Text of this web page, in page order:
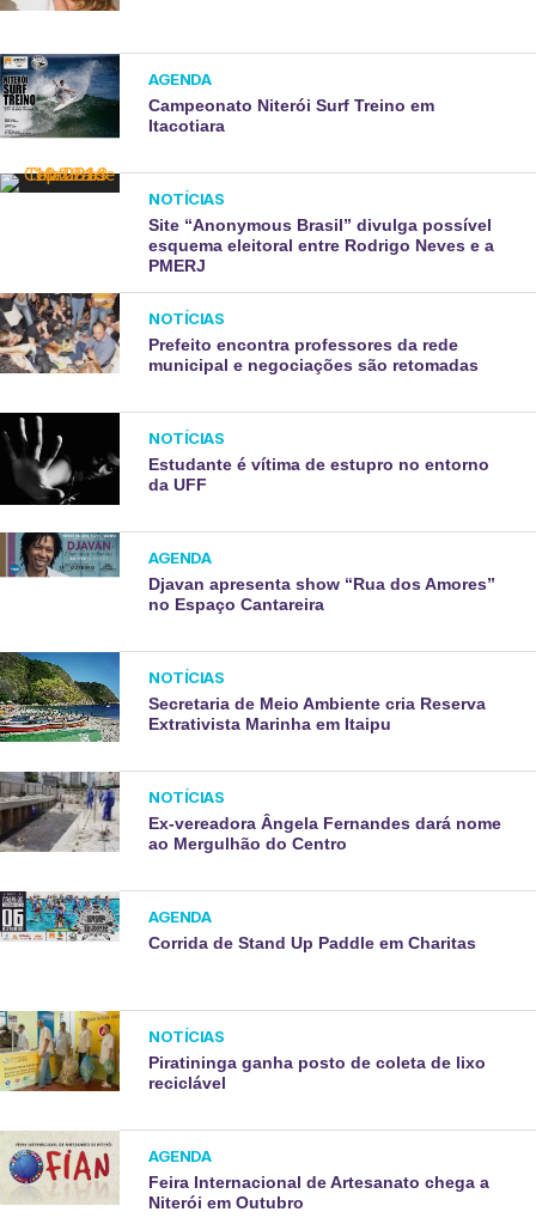
AGENDA
Campeonato Niterói Surf Treino em
Itacotiara
NOTÍCIAS
Site “Anonymous Brasil” divulga possível
esquema eleitoral entre Rodrigo Neves e a
PMERJ
NOTÍCIAS
Prefeito encontra professores da rede
municipal e negociações são retomadas
NOTÍCIAS
Estudante é vítima de estupro no entorno
da UFF
AGENDA
Djavan apresenta show “Rua dos Amores”
no Espaço Cantareira
NOTÍCIAS
Secretaria de Meio Ambiente cria Reserva
Extrativista Marinha em Itaipu
NOTÍCIAS
Ex-vereadora Ângela Fernandes dará nome
ao Mergulhão do Centro
AGENDA
Corrida de Stand Up Paddle em Charitas
NOTÍCIAS
Piratininga ganha posto de coleta de lixo
reciclável
AGENDA
Feira Internacional de Artesanato chega a
Niterói em Outubro